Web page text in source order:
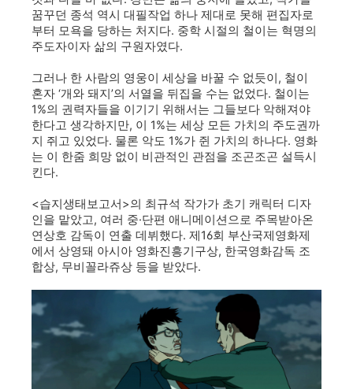
꿈꾸던 종석 역시 대필작업 하나 제대로 못해 편집자로
부터 모욕을 당하는 처지다. 중학 시절의 철이는 혁명의
주도자이자 삶의 구원자였다.
그러나 한 사람의 영웅이 세상을 바꿀 수 없듯이, 철이
혼자 ‘개와 돼지’의 서열을 뒤집을 수는 없었다. 철이는
1%의 권력자들을 이기기 위해서는 그들보다 악해져야
한다고 생각하지만, 이 1%는 세상 모든 가치의 주도권까
지 쥐고 있었다. 물론 악도 1%가 쥔 가치의 하나다. 영화
는 이 한줌 희망 없이 비관적인 관점을 조곤조곤 설득시
킨다.
<습지생태보고서>의 최규석 작가가 초기 캐릭터 디자
인을 맡았고, 여러 중·단편 애니메이션으로 주목받아온
연상호 감독이 연출 데뷔했다. 제16회 부산국제영화제
에서 상영돼 아시아 영화진흥기구상, 한국영화감독 조
합상, 무비꼴라쥬상 등을 받았다.